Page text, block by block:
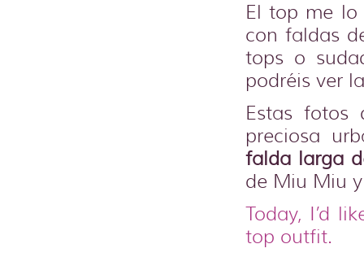
El top me lo
con faldas
tops o
podréis ver
Estas
preciosa
falda larga
de Miu Miu
Today, I’d
top outfit.